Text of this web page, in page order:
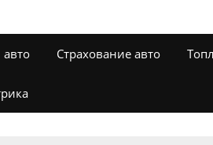
Страхование авто